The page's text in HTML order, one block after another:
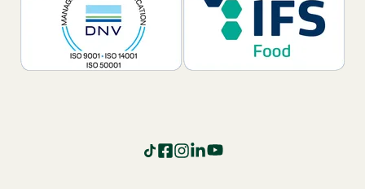
TikTok
Facebook
Instagram
LinkedIn
YouTube